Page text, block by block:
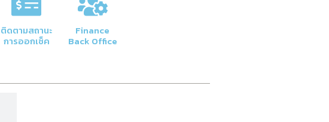
ติดตามสถานะ
การออกเช็ค
Finance
Back Office